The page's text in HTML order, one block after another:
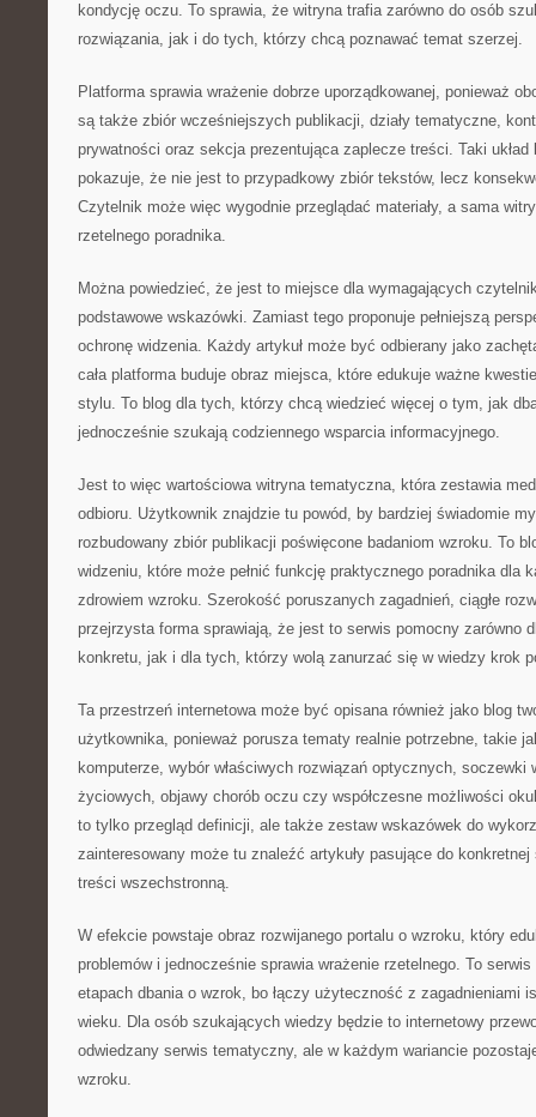
kondycję oczu. To sprawia, że witryna trafia zarówno do osób
rozwiązania, jak i do tych, którzy chcą poznawać temat szerzej.
Platforma sprawia wrażenie dobrze uporządkowanej, ponieważ
są także zbiór wcześniejszych publikacji, działy tematyczne,
prywatności oraz sekcja prezentująca zaplecze treści. Taki układ
pokazuje, że nie jest to przypadkowy zbiór tekstów, lecz
Czytelnik może więc wygodnie przeglądać materiały, a sama
rzetelnego poradnika.
Można powiedzieć, że jest to miejsce dla wymagających
podstawowe wskazówki. Zamiast tego proponuje pełniejszą
ochronę widzenia. Każdy artykuł może być odbierany jako
cała platforma buduje obraz miejsca, które edukuje ważne
stylu. To blog dla tych, którzy chcą wiedzieć więcej o tym, jak
jednocześnie szukają codziennego wsparcia informacyjnego.
Jest to więc wartościowa witryna tematyczna, która zestawia
odbioru. Użytkownik znajdzie tu powód, by bardziej świadomie
rozbudowany zbiór publikacji poświęcone badaniom wzroku. To
widzeniu, które może pełnić funkcję praktycznego poradnika dla
zdrowiem wzroku. Szerokość poruszanych zagadnień, ciągłe
przejrzysta forma sprawiają, że jest to serwis pomocny zarówno
konkretu, jak i dla tych, którzy wolą zanurzać się w wiedzy krok
Ta przestrzeń internetowa może być opisana również jako blog
użytkownika, ponieważ porusza tematy realnie potrzebne, takie
komputerze, wybór właściwych rozwiązań optycznych, soczewki
życiowych, objawy chorób oczu czy współczesne możliwości
to tylko przegląd definicji, ale także zestaw wskazówek do
zainteresowany może tu znaleźć artykuły pasujące do
treści wszechstronną.
W efekcie powstaje obraz rozwijanego portalu o wzroku, który
problemów i jednocześnie sprawia wrażenie rzetelnego. To
etapach dbania o wzrok, bo łączy użyteczność z zagadnieniami
wieku. Dla osób szukających wiedzy będzie to internetowy
odwiedzany serwis tematyczny, ale w każdym wariancie
wzroku.